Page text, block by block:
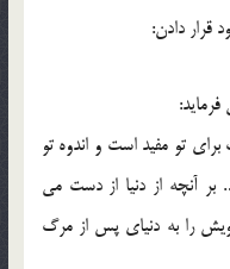
تو مفيد است و اندوه تو
آنچه از دنيا از دست مي
را به دنياي پس از مرگ